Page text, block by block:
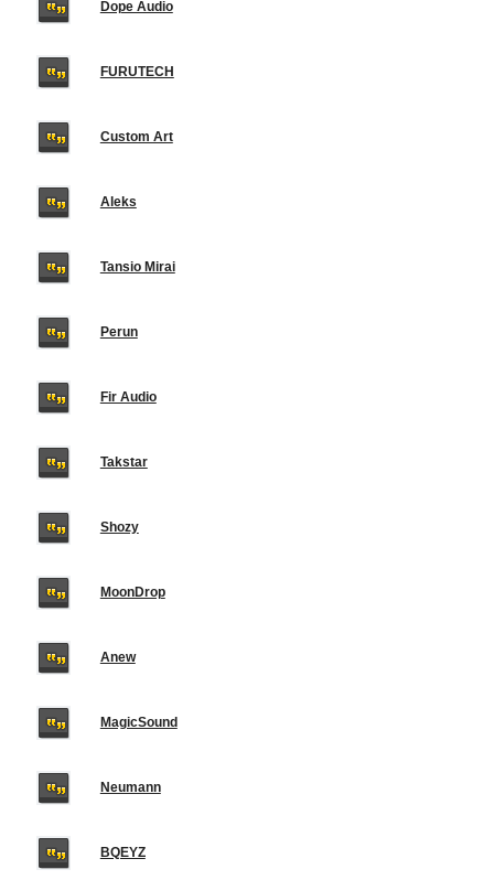
Dope Audio
FURUTECH
Custom Art
Aleks
Tansio Mirai
Perun
Fir Audio
Takstar
Shozy
MoonDrop
Anew
MagicSound
Neumann
BQEYZ